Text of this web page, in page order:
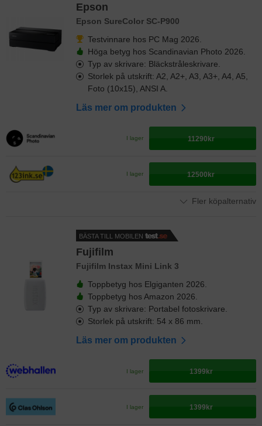
Epson
Epson SureColor SC-P900
Testvinnare hos PC Mag 2026.
Höga betyg hos Scandinavian Photo 2026.
Typ av skrivare: Bläckstråleskrivare.
Storlek på utskrift: A2, A2+, A3, A3+, A4, A5,
Foto (10x15), ANSI A.
Läs mer om produkten
I lager 11290kr
I lager 12500kr
Fler köpalternativ
BÄSTA TILL MOBILEN
Fujifilm
Fujifilm Instax Mini Link 3
Toppbetyg hos Elgiganten 2026.
Toppbetyg hos Amazon 2026.
Typ av skrivare: Portabel fotoskrivare.
Storlek på utskrift: 54 x 86 mm.
Läs mer om produkten
I lager 1399kr
I lager 1399kr